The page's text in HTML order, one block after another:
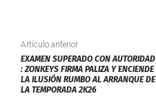
Artículo anterior
EXAMEN SUPERADO CON AUTORIDAD
: ZONKEYS FIRMA PALIZA Y ENCIENDE
LA ILUSIÓN RUMBO AL ARRANQUE DE
LA TEMPORADA 2K26